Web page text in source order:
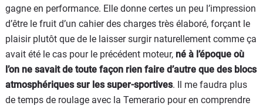
gagne en performance. Elle donne certes un peu l’impression
d’être le fruit d’un cahier des charges très élaboré, forçant le
plaisir plutôt que de le laisser surgir naturellement comme ça
avait été le cas pour le précédent moteur, né à l’époque où
l’on ne savait de toute façon rien faire d’autre que des blocs
atmosphériques sur les super-sportives. Il me faudra plus
de temps de roulage avec la Temerario pour en comprendre